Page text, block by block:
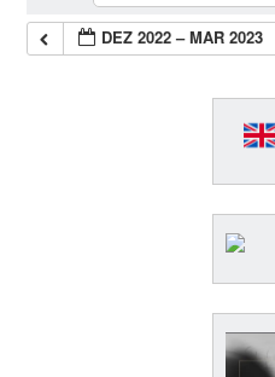
DEZ 2022 – MAR 2023